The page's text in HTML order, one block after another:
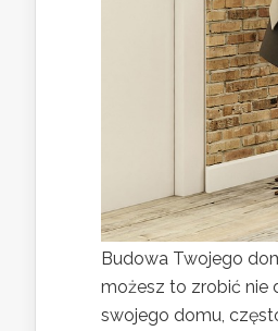
Budowa Twojego
możesz to zrobić nie
swojego domu,